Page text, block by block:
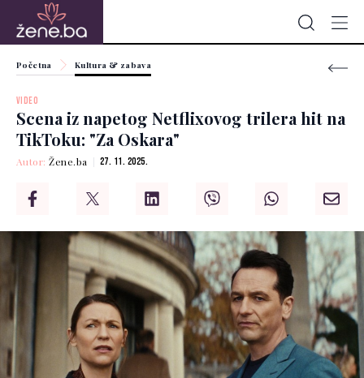
Početna Kultura & zabava
VIDEO
Scena iz napetog Netflixovog trilera hit na
TikToku: "Za Oskara"
Autor:Žene.ba 27. 11. 2025.